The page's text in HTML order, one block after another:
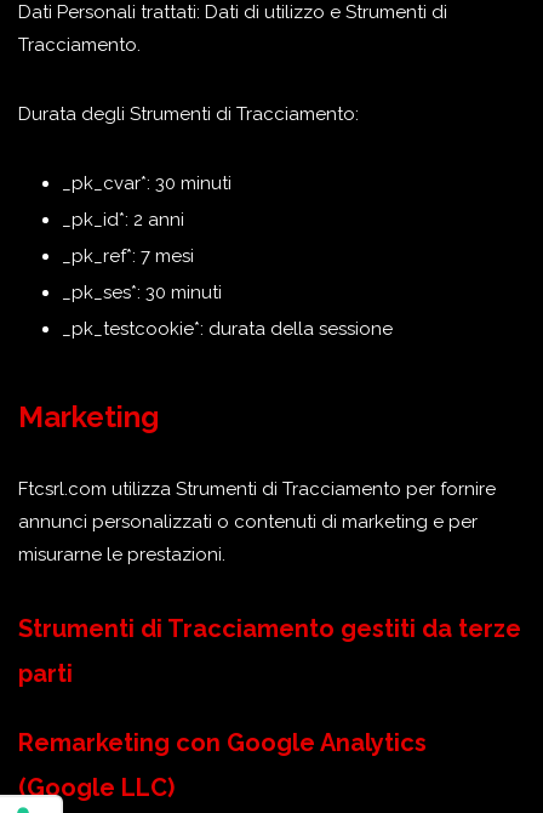
Dati Personali trattati: Dati di utilizzo e Strumenti di
Tracciamento.
Durata degli Strumenti di Tracciamento:
_pk_cvar*: 30 minuti
_pk_id*: 2 anni
_pk_ref*: 7 mesi
_pk_ses*: 30 minuti
_pk_testcookie*: durata della sessione
Marketing
Ftcsrl.com utilizza Strumenti di Tracciamento per fornire
annunci personalizzati o contenuti di marketing e per
misurarne le prestazioni.
Strumenti di Tracciamento gestiti da terze
parti
Remarketing con Google Analytics
(Google LLC)